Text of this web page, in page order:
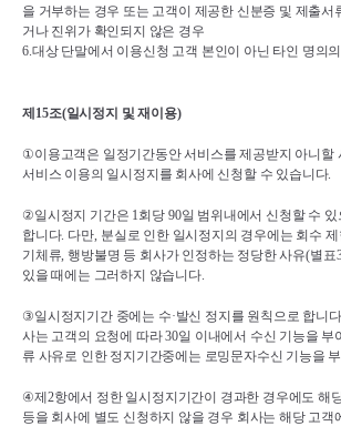
을 거부하는 경우 또는 고객이 제공한 신분증 및 제출서
거나 진위가 확인되지 않은 경우
6.대상 단말에서 이용신청 고객 본인이 아닌 타인 명의
제 15조(일시정지 및 재이용)
①이용고객은 일정기간동안 서비스를 제공받지 아니할
서비스 이용의 일시정지를 회사에 신청할 수 있습니다.
②일시정지 기간은 1회당 90일 범위내에서 신청할 수 있
합니다. 다만, 분실로 인한 일시정지의 경우에는 회수
기체류, 행방불명 등 회사가 인정하는 정당한 사유(별표
있을 때에는 그러하지 않습니다.
③일시정지기간 중에는 수·발신 정지를 원칙으로 합니다
사는 고객의 요청에 따라 30일 이내에서 수신 기능을 부
류 사유로 인한 정지기간중에는 로밍문자수신 기능을
④제 2항에서 정한 일시정지기간이 경과한 경우에도 해
등을 회사에 별도 신청하지 않을 경우 회사는 해당 고